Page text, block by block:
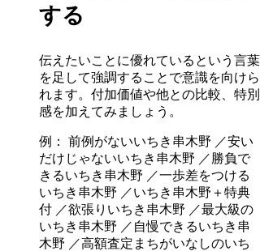
する
伝えたいことに優れているという言葉
を足して強調することで意識を向けら
れます。付加価値や他との比較、特別
感を加えてみましょう。
例： 前例がないいちき串木野 ／安い
だけじゃないいちき串木野 ／勝負で
きるいちき串木野 ／一歩差をつける
いちき串木野 ／いちき串木野＋特典
付 ／欲張りいちき串木野 ／最大級の
いちき串木野 ／自慢できるいちき串
木野 ／高額査定まちがいなしのいち